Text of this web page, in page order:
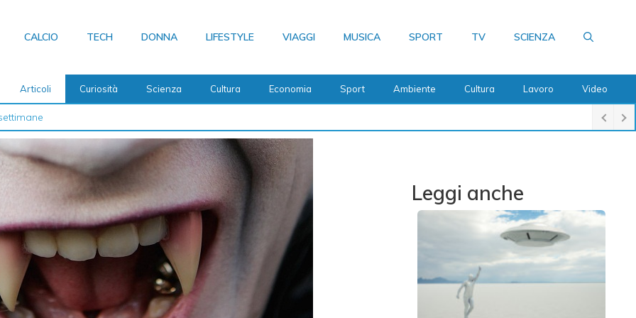
CALCIO TECH DONNA LIFESTYLE VIAGGI MUSICA SPORT TV SCIENZA
Articoli Curiosità Scienza Cultura Economia Sport Ambiente Cultura Lavoro Video
Leggi anche